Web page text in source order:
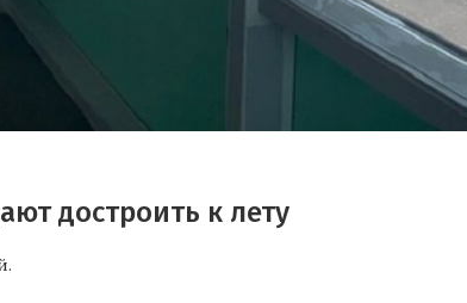
достроить к лету